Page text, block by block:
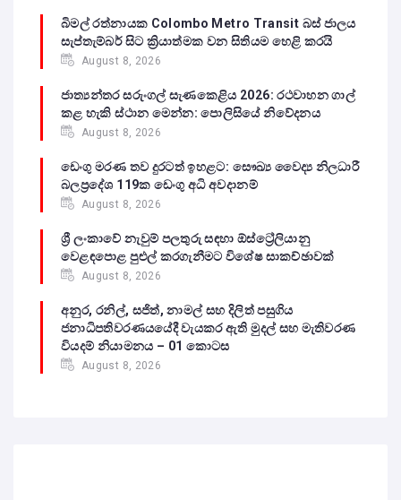
බිමල් රත්නායක Colombo Metro Transit බස් ජාලය
සැප්තැම්බර් සිට ක්‍රියාත්මක වන සිතියම හෙළි කරයි
August 8, 2026
ජාත්‍යන්තර සරුංගල් සැණකෙළිය 2026: රථවාහන ගාල්
කළ හැකි ස්ථාන මෙන්න: පොලිසියේ නිවේදනය
August 8, 2026
ඩෙංගු මරණ තව දුරටත් ඉහළට: සෞඛ්‍ය වෛද්‍ය නිලධාරී
බලප්‍රදේශ 119ක ඩෙංගු අධි අවදානම්
August 8, 2026
ශ්‍රී ලංකාවේ නැවුම් පලතුරු සඳහා ඕස්ට්‍රේලියානු
වෙළඳපොළ පුළුල් කරගැනීමට විශේෂ සාකච්ඡාවක්
August 8, 2026
අනුර, රනිල්, සජිත්, නාමල් සහ දිලිත් පසුගිය
ජනාධිපතිවරණයයේදී වැයකර ඇති මුදල් සහ මැතිවරණ
වියදම් නියාමනය – 01 කොටස
August 8, 2026